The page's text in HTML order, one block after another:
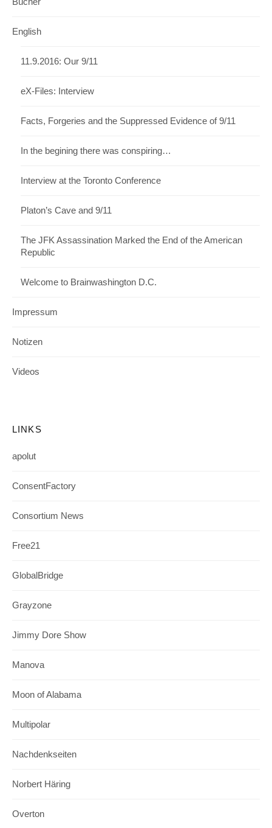
English
11.9.2016: Our 9/11
eX-Files: Interview
Facts, Forgeries and the Suppressed Evidence of 9/11
In the begining there was conspiring…
Interview at the Toronto Conference
Platon’s Cave and 9/11
The JFK Assassination Marked the End of the American
Republic
Welcome to Brainwashington D.C.
Impressum
Notizen
Videos
LINKS
apolut
ConsentFactory
Consortium News
Free21
GlobalBridge
Grayzone
Jimmy Dore Show
Manova
Moon of Alabama
Multipolar
Nachdenkseiten
Norbert Häring
Overton